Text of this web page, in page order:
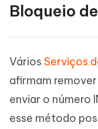
Bloqueio
Vários Serviços
afirmam
enviar o número
esse método